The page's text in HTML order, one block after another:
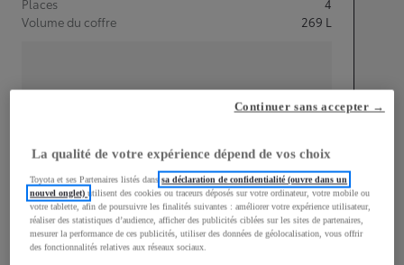
Places
4
Volume du coffre
269 L
Longueur
3 700 mm
Hauteur
1 510
La qualité de votre expérience dépend de vos choix
Toyota et ses Partenaires listés danssa déclaration de confidentialité (ouvre dans un
nouvel onglet)utilisent des cookies ou traceurs déposés sur votre ordinateur, votre mobile ou
votre tablette, afin de poursuivre les finalités suivantes : améliorer votre expérience utilisateur,
réaliser des statistiques d’audience, afficher des publicités ciblées sur les sites de partenaires,
mesurer la performance de ces publicités, utiliser des données de géolocalisation, vous offrir
des fonctionnalités relatives aux réseaux sociaux.
Continuer sans accepter →